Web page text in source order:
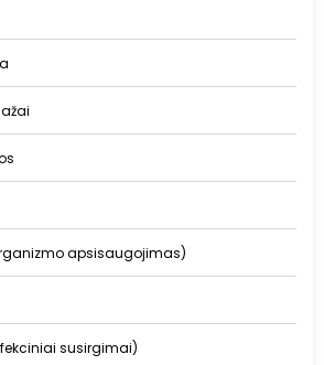
apsisaugojimas)
susirgimai)